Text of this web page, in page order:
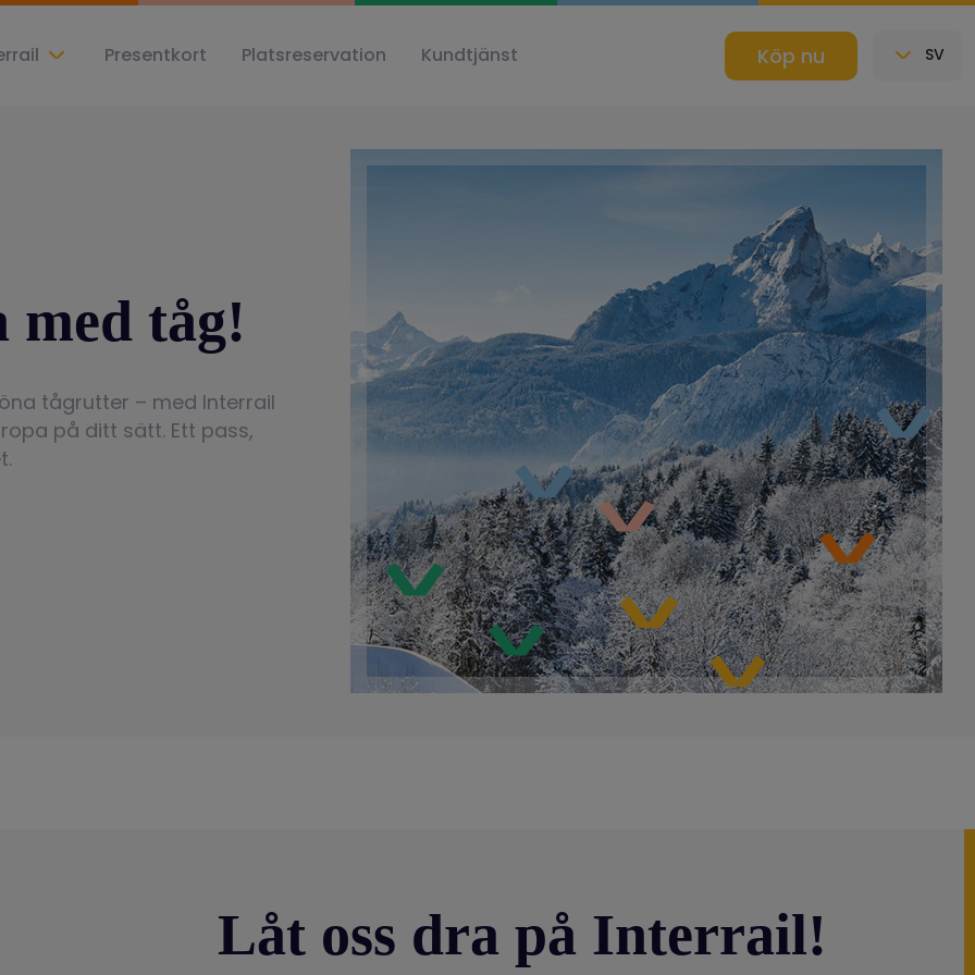
Presentkort Platsreservation Kundtjänst Köp nu SV
med tåg!
tågrutter – med Interrail
på ditt sätt. Ett pass,
Låt oss dra på Interrail!